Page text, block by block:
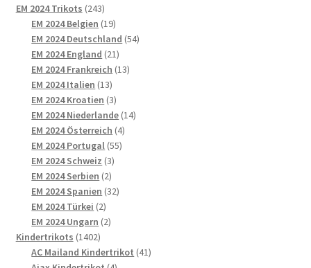
EM 2024 Trikots 243243
Produkte
EM 2024 Belgien 1919
Produkte
EM 2024 Deutschland 5454
EM 2024 England 2121
Produkte
EM 2024 Frankreich 1313
EM 2024 Italien 1313
Produkte
EM 2024 Kroatien 33
Produkte
EM 2024 Niederlande 1414
EM 2024 Österreich 44
EM 2024 Portugal 5555
EM 2024 Schweiz 33
EM 2024 Serbien 22
Produkte
EM 2024 Spanien 3232
EM 2024 Türkei 22
Produkte
EM 2024 Ungarn 22
Kindertrikots 14021402
Produkte
AC Mailand Kindertrikot 4141